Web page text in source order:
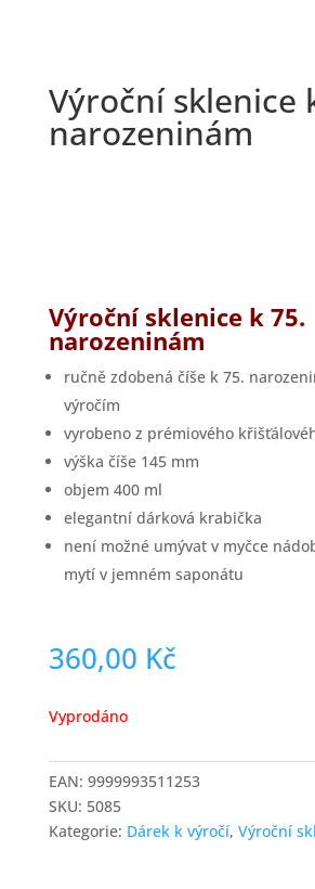
Výroční sklenice
narozeninám
Výroční sklenice k 75.
narozeninám
ručně zdobená číše k 75.
výročím
vyrobeno z prémiového
výška číše 145 mm
objem 400 ml
elegantní dárková krabička
není možné umývat v myčce
mytí v jemném saponátu
360,00 Kč
Vyprodáno
EAN: 9999993511253
SKU: 5085
Kategorie: Dárek k výročí, Výroční